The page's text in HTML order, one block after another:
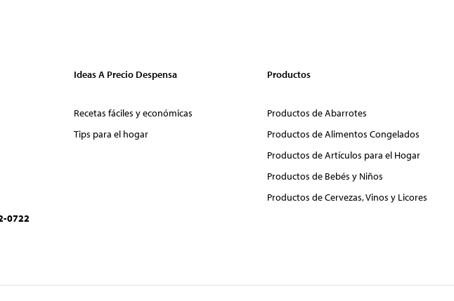
0722
Ideas A Precio Despensa
Recetas fáciles y económicas
Tips para el hogar
Productos
Productos de Abarrotes
Productos de Alimentos Congelados
Productos de Artículos para el Hogar
Productos de Bebés y Niños
Productos de Cervezas, Vinos y Licores